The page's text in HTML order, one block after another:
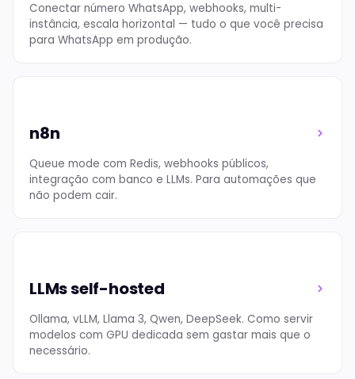
Conectar número WhatsApp, webhooks, multi-
instância, escala horizontal — tudo o que você precisa
para WhatsApp em produção.
n8n
Queue mode com Redis, webhooks públicos,
integração com banco e LLMs. Para automações que
não podem cair.
LLMs self-hosted
Ollama, vLLM, Llama 3, Qwen, DeepSeek. Como servir
modelos com GPU dedicada sem gastar mais que o
necessário.